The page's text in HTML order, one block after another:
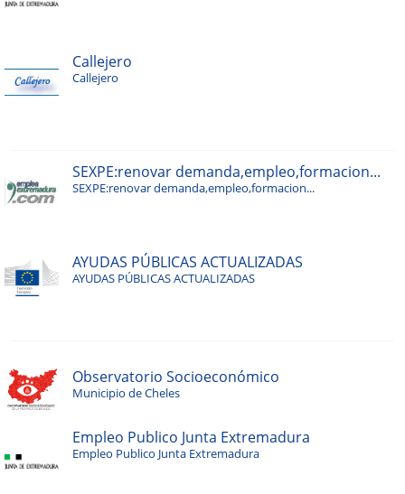
Callejero
Callejero
SEXPE:renovar demanda,empleo,formacion...
SEXPE:renovar demanda,empleo,formacion...
AYUDAS PÚBLICAS ACTUALIZADAS
AYUDAS PÚBLICAS ACTUALIZADAS
Observatorio Socioeconómico
Municipio de Cheles
Empleo Publico Junta Extremadura
Empleo Publico Junta Extremadura